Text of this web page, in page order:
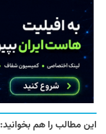
این مطالب را هم بخوانید: